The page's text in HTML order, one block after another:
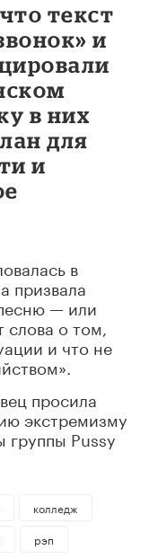
текст
и
в них
для
и
в
призвала
— или
слова о том,
и что не
просила
экстремизму
группы Pussy
колледж
рэп